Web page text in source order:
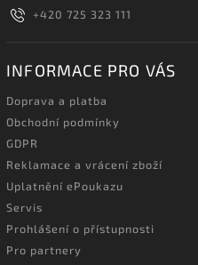
+420 725 323 111
INFORMACE PRO VÁS
Doprava a platba
Obchodní podmínky
GDPR
Reklamace a vrácení zboží
Uplatnění ePoukazu
Servis
Prohlášení o přístupnosti
Pro partnery